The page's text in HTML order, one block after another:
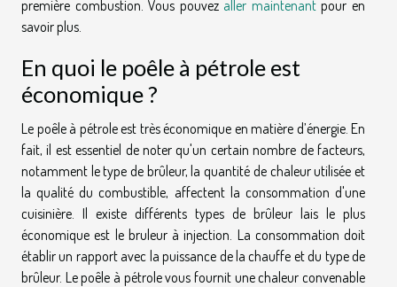
première combustion. Vous pouvez aller maintenantpour en
savoir plus.
En quoi le poêle à pétrole est
économique ?
Le poêle à pétrole est très économique en matière d’énergie. En
fait, il est essentiel de noter qu'un certain nombre de facteurs,
notamment le type de brûleur, la quantité de chaleur utilisée et
la qualité du combustible, affectent la consommation d'une
cuisinière. Il existe différents types de brûleur lais le plus
économique est le bruleur à injection. La consommation doit
établir un rapport avec la puissance de la chauffe et du type de
brûleur. Le poêle à pétrole vous fournit une chaleur convenable